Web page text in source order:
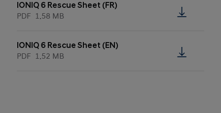
IONIQ 6 Rescue Sheet (FR)
PDF 1.58 MB
IONIQ 6 Rescue Sheet (EN)
PDF 1.52 MB